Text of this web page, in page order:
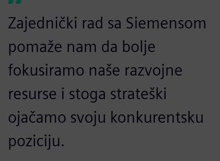
Zajednički rad sa Siemensom
pomaže nam da bolje
fokusiramo naše razvojne
resurse i stoga strateški
ojačamo svoju konkurentsku
poziciju.